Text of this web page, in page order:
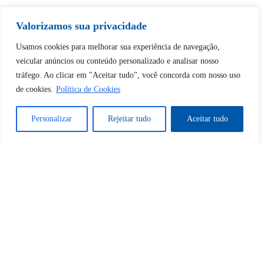
Valorizamos sua privacidade
Usamos cookies para melhorar sua experiência de navegação,
veicular anúncios ou conteúdo personalizado e analisar nosso
tráfego. Ao clicar em "Aceitar tudo", você concorda com nosso uso
de cookies. Política de Cookies
Personalizar Rejeitar tudo Aceitar tudo
Tem certeza de que deseja
desbloquear esta publicação?
Desbloquear esquerda : 0